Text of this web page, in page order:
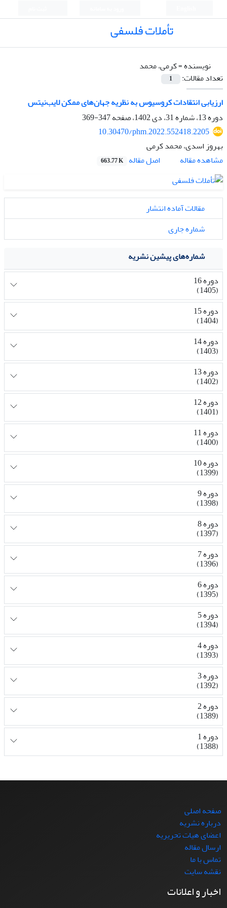
تأملات فلسفی
نویسنده =کرمی، محمد
تعداد مقالات:
1
ارزیابی انتقادات کروسیوس به نظریه جهان‌های ممکن لایب‌نیتس
دوره 13، شماره 31، دی 1402، صفحه
347-369
10.30470/phm.2022.552418.2205
بهروز اسدی، محمد کرمی
مشاهده مقاله
اصل مقاله 663.77 K
مقالات آماده انتشار
شماره جاری
شماره‌های پیشین نشریه
دوره 16
(1405)
دوره 15
(1404)
دوره 14
(1403)
دوره 13
(1402)
دوره 12
(1401)
دوره 11
(1400)
دوره 10
(1399)
دوره 9
(1398)
دوره 8
(1397)
دوره 7
(1396)
دوره 6
(1395)
دوره 5
(1394)
دوره 4
(1393)
دوره 3
(1392)
دوره 2
(1389)
دوره 1
(1388)
صفحه اصلی
درباره نشریه
اعضای هیات تحریریه
ارسال مقاله
تماس با ما
نقشه سایت
اخبار و اعلانات